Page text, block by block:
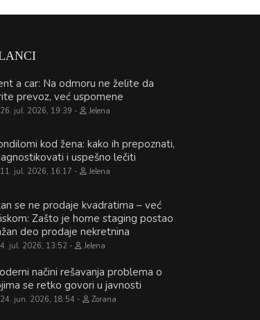
a car: Na odmoru ne želite da
prevoz, već uspomene
26. jul. 2026, 19:39 Jelena
kod žena: kako ih prepoznati,
i uspešno lečiti
11. jul. 2026, 16:17 Jelena
se ne prodaje kvadratima – već
Zašto je home staging postao
deo prodaje nekretnina
4. jul. 2026, 13:52 Jelena
načini rešavanja problema o
se retko govori u javnosti
24. jun. 2026, 18:54 Zorana